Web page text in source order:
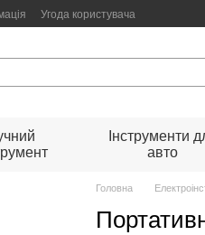
Угода користувача
Інструменти
авто
Головна